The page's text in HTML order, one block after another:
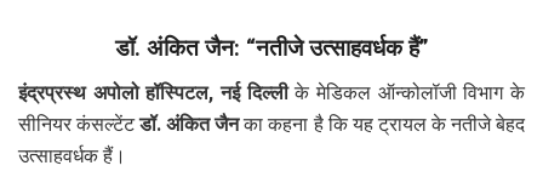
डॉ. अंकित जैन: “नतीजे उत्साहवर्धक हैं”
इंद्रप्रस्थ अपोलो हॉस्पिटल, नई दिल्लीके मेडिकल ऑन्कोलॉजी विभाग के
सीनियर कंसल्टेंटडॉ. अंकित जैनका कहना है कि यह ट्रायल के नतीजे बेहद
उत्साहवर्धक हैं।